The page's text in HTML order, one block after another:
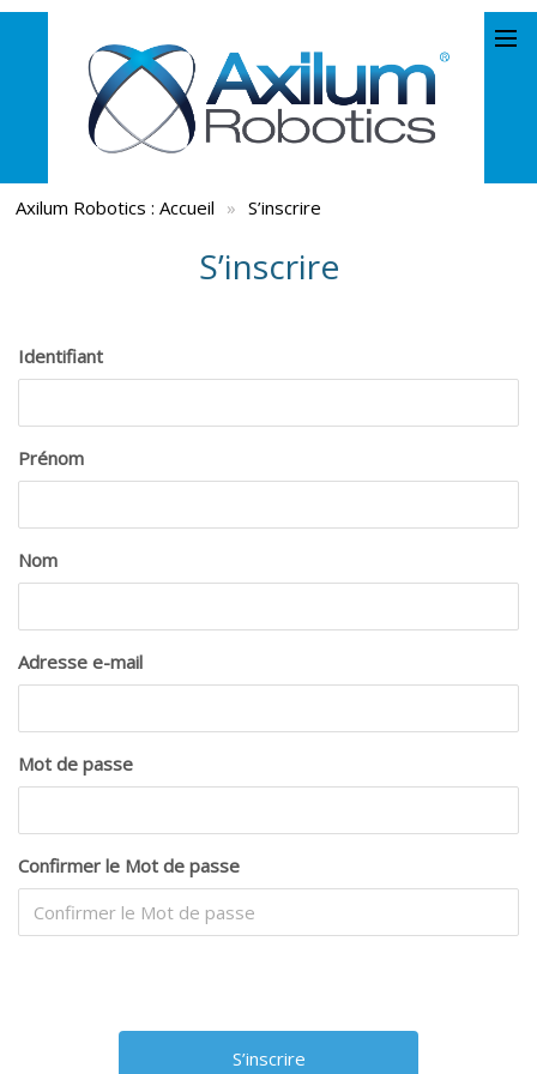
Axilum Robotics :Accueil » S’inscrire
S’inscrire
Identifiant
Prénom
Nom
Adresse e-mail
Mot de passe
Confirmer le Mot de passe